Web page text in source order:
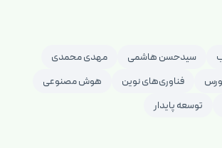
سیدحسن هاشمی
مهدی محمدی
فناوری‌های نوین
هوش مصنوعی
توسعه پایدار